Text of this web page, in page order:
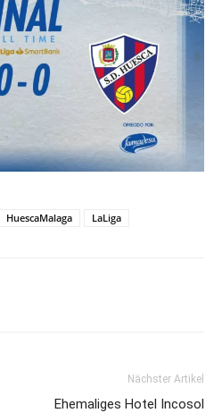
HuescaMalaga LaLiga
Nächster Artikel
Ehemaliges Hotel Incosol